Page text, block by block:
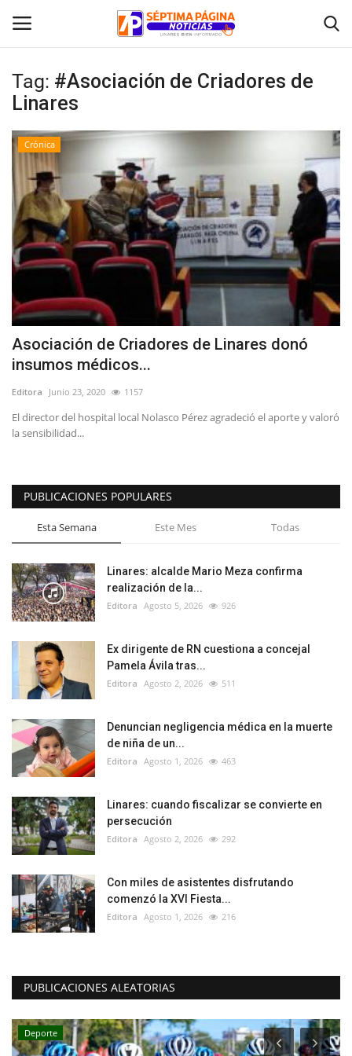
Inicio
Crónica
Policial
Tribunales
Deporte
Política
Espectáculos
Tag: #Asociación de Criadores de
Linares
Crónica
Asociación de Criadores de Linares donó
insumos médicos...
Editora Junio 23, 2020 1157
El director del hospital local Nolasco Pérez agradeció el aporte y valoró
la sensibilidad...
PUBLICACIONES POPULARES
Esta Semana Este Mes Todas
Linares: alcalde Mario Meza confirma
realización de la...
Editora Agosto 5, 2026 926
Ex dirigente de RN cuestiona a concejal
Pamela Ávila tras...
Editora Agosto 2, 2026 511
Denuncian negligencia médica en la muerte
de niña de un...
Editora Agosto 1, 2026 463
Linares: cuando fiscalizar se convierte en
persecución
Editora Agosto 2, 2026 292
Con miles de asistentes disfrutando
comenzó la XVI Fiesta...
Editora Agosto 1, 2026 216
PUBLICACIONES ALEATORIAS
Deporte